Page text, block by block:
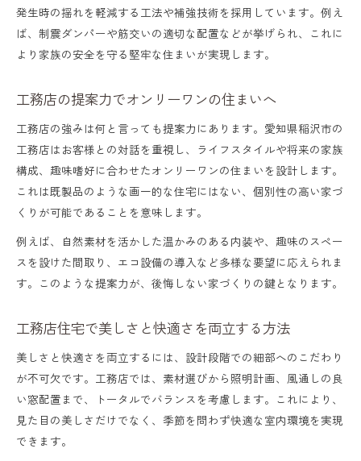
発生時の揺れを軽減する工法や補強技術を採用しています。例え
ば、制震ダンパーや筋交いの適切な配置などが挙げられ、これに
より家族の安全を守る堅牢な住まいが実現します。
工務店の提案力でオンリーワンの住まいへ
工務店の強みは何と言っても提案力にあります。愛知県稲沢市の
工務店はお客様との対話を重視し、ライフスタイルや将来の家族
構成、趣味嗜好に合わせたオンリーワンの住まいを設計します。
これは既製品のような画一的な住宅にはない、個別性の高い家づ
くりが可能であることを意味します。
例えば、自然素材を活かした温かみのある内装や、趣味のスペー
スを設けた間取り、エコ設備の導入など多様な要望に応えられま
す。このような提案力が、後悔しない家づくりの鍵となります。
工務店住宅で美しさと快適さを両立する方法
美しさと快適さを両立するには、設計段階での細部へのこだわり
が不可欠です。工務店では、素材選びから照明計画、風通しの良
い窓配置まで、トータルでバランスを考慮します。これにより、
見た目の美しさだけでなく、季節を問わず快適な室内環境を実現
できます。